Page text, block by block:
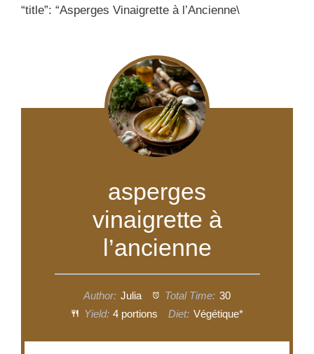
“title”: “Asperges Vinaigrette à l’Ancienne\
asperges
vinaigrette à
l’ancienne
Author: Julia Total Time: 30
Yield: 4 portions Diet: Végétique*